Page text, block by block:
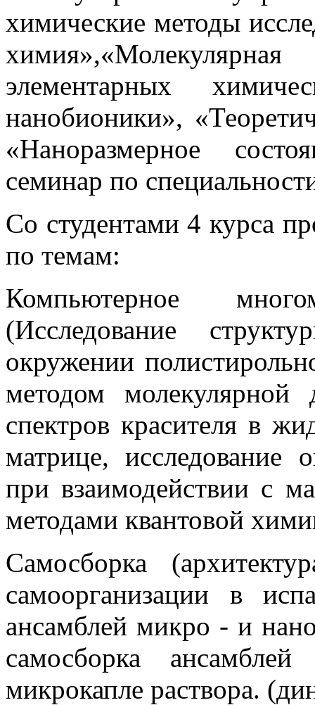
химические методы
элементарных
нанобионики»,
«Наноразмерное
семинар по
Со студентами 4 курса
по темам:
Компьютерное
(Исследование
окружении
методом молекулярной
спектров красителя в
матрице, исследование
при взаимодействии с
методами квантовой
Самосборка
самоорганизации в
ансамблей микро - и
самосборка
микрокапле раствора.